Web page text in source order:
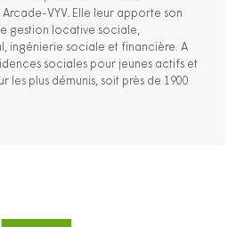
VYV. Elle leur apporte son
gestion locative sociale,
ingénierie sociale et financière. A
sociales pour jeunes actifs et
les plus démunis, soit près de 1900